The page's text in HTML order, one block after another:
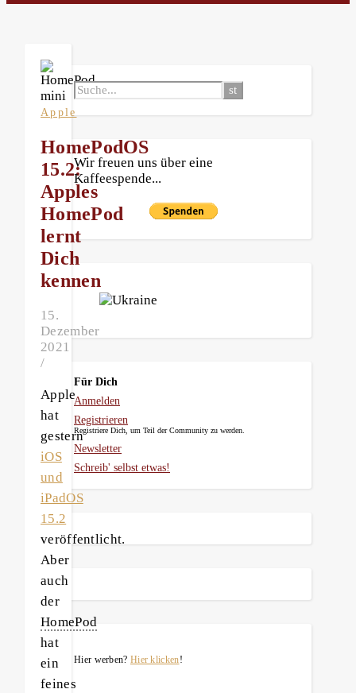
Apple
HomePodOS
15.2:
Apples
HomePod
lernt
Dich
kennen
15.
Dezember
2021
/
Apple
hat
gestern
iOS
und
iPadOS
15.2
veröffentlicht.
Aber
auch
der
HomePod
hat
ein
feines
Wir freuen uns über eine
Kaffeespende...
Für Dich
Anmelden
Registrieren
Registriere Dich, um Teil der Community zu werden.
Newsletter
Schreib' selbst etwas!
Hier werben? Hier klicken!